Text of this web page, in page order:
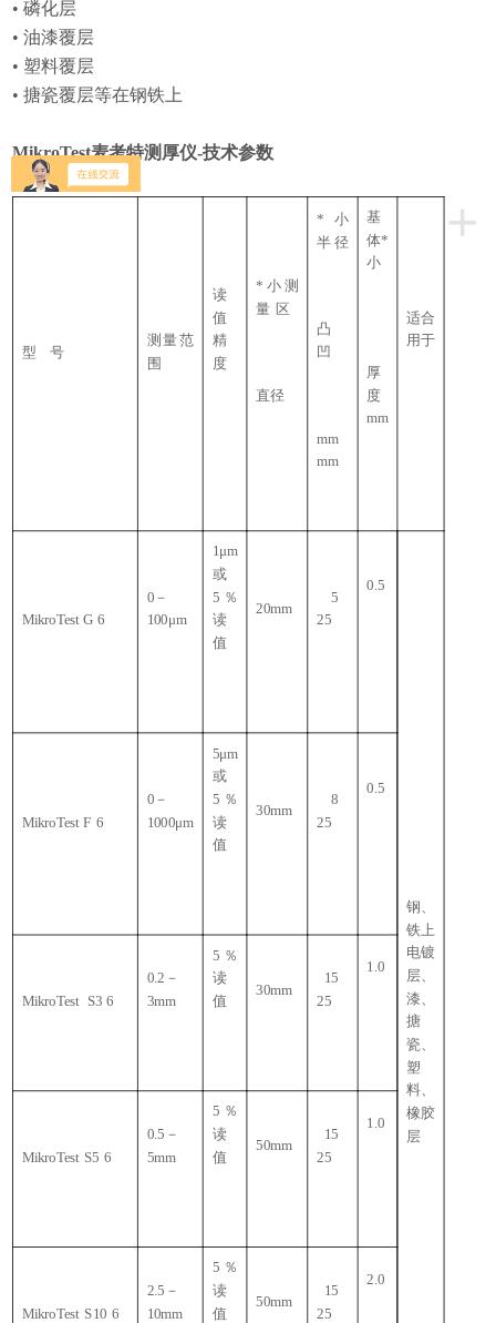
• 磷化层
• 油漆覆层
• 塑料覆层
• 搪瓷覆层等在钢铁上
MikroTest麦考特测厚仪-技术参数
+
型 号
测量范
围
读
值
精
度
* 小测
量 区
直径
* 小
半径
凸
凹
mm
mm
基
体*
小
厚
度
mm
适合
用于
MikroTest G 6
0 －
100μm
1μm
或
5 ％
读
值
20mm
5
25
0.5
钢、
铁上
电镀
层、
漆、
搪
瓷、
塑
料、
橡胶
层
MikroTest F 6
0 －
1000μm
5μm
或
5 ％
读
值
30mm
8
25
0.5
MikroTest S3 6
0.2 －
3mm
5 ％
读
值
30mm
15
25
1.0
MikroTest S5 6
0.5 －
5mm
5 ％
读
值
50mm
15
25
1.0
MikroTest S10 6
2.5 －
10mm
5 ％
读
值
50mm
15
25
2.0